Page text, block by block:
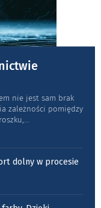
nie jest sam brak
zależności pomiędzy
...
dolny w procesie